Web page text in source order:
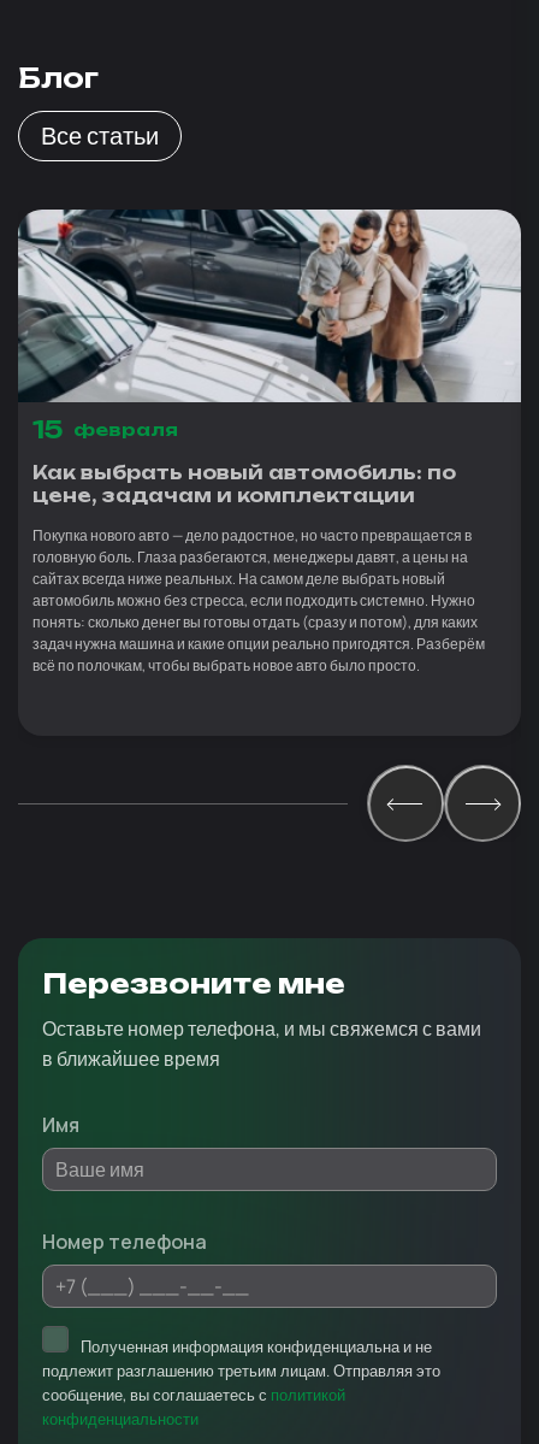
Блог
Все статьи
15 февраля
Как выбрать новый автомобиль: по
цене, задачам и комплектации
Покупка нового авто — дело радостное, но часто превращается в
головную боль. Глаза разбегаются, менеджеры давят, а цены на
сайтах всегда ниже реальных. На самом деле выбрать новый
автомобиль можно без стресса, если подходить системно. Нужно
понять: сколько денег вы готовы отдать (сразу и потом), для каких
задач нужна машина и какие опции реально пригодятся. Разберём
всё по полочкам, чтобы выбрать новое авто было просто.
Перезвоните мне
Оставьте номер телефона, и мы свяжемся с вами
в ближайшее время
Имя
Номер телефона
Полученная информация конфиденциальна и не
подлежит разглашению третьим лицам. Отправляя это
сообщение, вы соглашаетесь с политикой
конфиденциальности